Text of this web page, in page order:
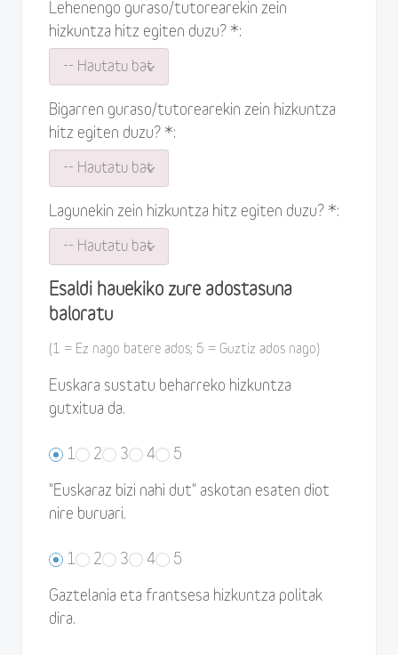
Lehenengo guraso/tutorearekin zein
hizkuntza hitz egiten duzu? *:
Bigarren guraso/tutorearekin zein hizkuntza
hitz egiten duzu? *:
Lagunekin zein hizkuntza hitz egiten duzu? *:
Esaldi hauekiko zure adostasuna
baloratu
(1 = Ez nago batere ados; 5 = Guztiz ados nago)
Euskara sustatu beharreko hizkuntza
gutxitua da.
1 2 3 4 5
"Euskaraz bizi nahi dut" askotan esaten diot
nire buruari.
1 2 3 4 5
Gaztelania eta frantsesa hizkuntza politak
dira.